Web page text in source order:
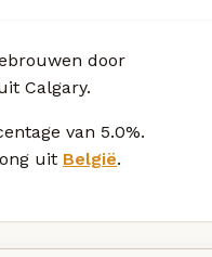
door
Calgary.
van 5.0%.
uit België.